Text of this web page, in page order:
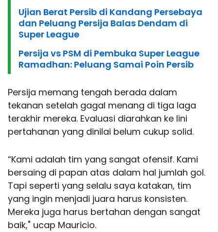
Ujian Berat Persib di Kandang Persebaya
dan Peluang Persija Balas Dendam di
Super League
Persija vs PSM di Pembuka Super League
Ramadhan: Peluang Samai Poin Persib
Persija memang tengah berada dalam
tekanan setelah gagal menang di tiga laga
terakhir mereka. Evaluasi diarahkan ke lini
pertahanan yang dinilai belum cukup solid.
“Kami adalah tim yang sangat ofensif. Kami
bersaing di papan atas dalam hal jumlah gol.
Tapi seperti yang selalu saya katakan, tim
yang ingin menjadi juara harus konsisten.
Mereka juga harus bertahan dengan sangat
baik," ucap Mauricio.